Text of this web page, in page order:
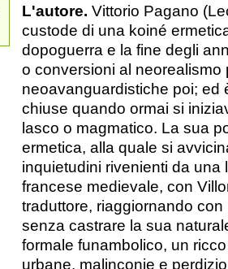
L'autore. Vittorio Pagano
custode di una koiné
dopoguerra e la fine degli
o conversioni al
neoavanguardistiche poi; ed
chiuse quando ormai si
lasco o magmatico. La sua
ermetica, alla quale si
inquietudini rivenienti da
francese medievale, con
traduttore, riaggiornando
senza castrare la sua
formale funambolico, un
urbane, malinconie e